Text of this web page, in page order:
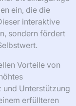
ein, die die
interaktive
sondern fördert
Vorteile von
und Unterstützung
erfüllteren